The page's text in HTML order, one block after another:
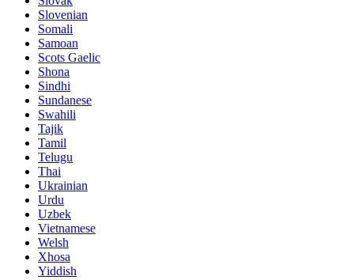
Slovenian
Somali
Samoan
Scots Gaelic
Shona
Sindhi
Sundanese
Swahili
Tajik
Tamil
Telugu
Thai
Ukrainian
Urdu
Uzbek
Vietnamese
Welsh
Xhosa
Yiddish